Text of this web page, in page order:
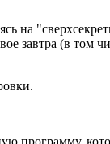
на
завтра (в том
программу,